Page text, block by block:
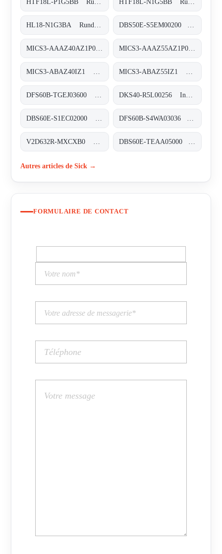
Autres articles de Sick →
FORMULAIRE DE CONTACT